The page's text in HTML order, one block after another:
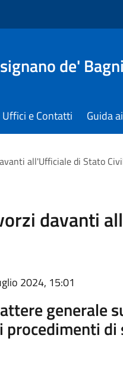
de' Bagni
Uffici e Contatti Guida
all'Ufficiale di Stato
davanti
2024, 15:01
generale
di